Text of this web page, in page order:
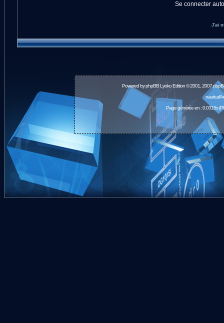
Se connecter
J'ai
Powered byphpBBLyoko Edition © 2001, 2007
Page générée en : 0.0315s